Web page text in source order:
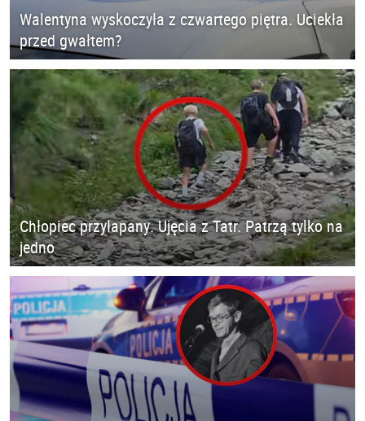
Walentyna wyskoczyła z czwartego piętra. Uciekła
przed gwałtem?
Chłopiec przyłapany. Ujęcia z Tatr. Patrzą tylko na
jedno